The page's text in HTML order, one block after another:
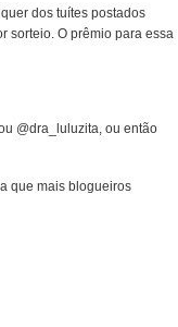
dos tuítes postados
sorteio. O prêmio para essa
@dra_luluzita, ou então
que mais blogueiros